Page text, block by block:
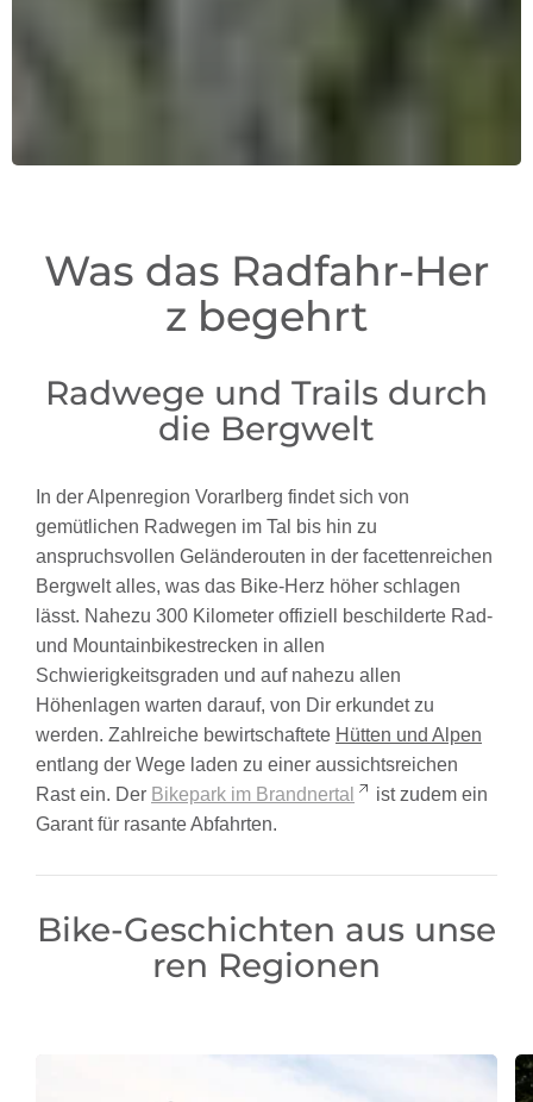
Was das Radfahr-Her
z begehrt
Radwege und Trails durch
die Bergwelt
In der Alpenregion Vorarlberg findet sich von
gemütlichen Radwegen im Tal bis hin zu
anspruchsvollen Geländerouten in der facettenreichen
Bergwelt alles, was das Bike-Herz höher schlagen
lässt. Nahezu 300 Kilometer offiziell beschilderte Rad-
und Mountainbikestrecken in allen
Schwierigkeitsgraden und auf nahezu allen
Höhenlagen warten darauf, von Dir erkundet zu
werden. Zahlreiche bewirtschaftete Hütten und Alpen
entlang der Wege laden zu einer aussichtsreichen
Rast ein. Der Bikepark im Brandnertal
ist zudem ein
Garant für rasante Abfahrten.
Bike-Geschichten aus unse
ren Regionen